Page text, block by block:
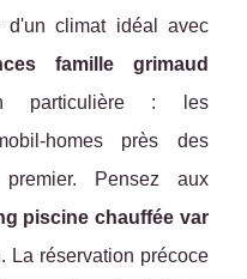
d'un climat idéal avec
famille grimaud
particulière : les
homes près des
Pensez aux
piscine chauffée var
La réservation précoce